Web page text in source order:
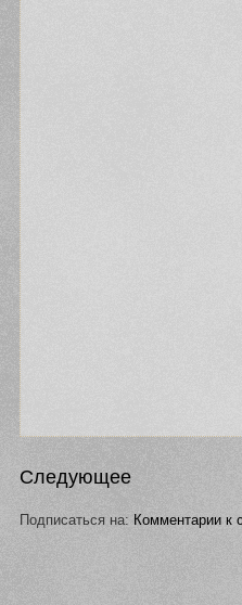
Следующее
Подписаться на: Комментарии к